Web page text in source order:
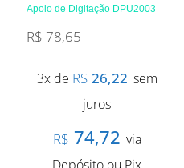
Apoio de Digitação DPU2003
R$ 78,65
3x de R$ 26,22 sem
juros
R$ 74,72 via